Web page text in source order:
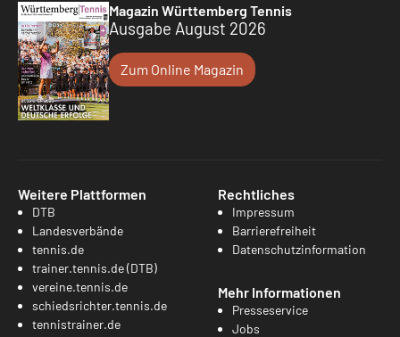
Magazin Württemberg Tennis
Ausgabe August 2026
Zum Online Magazin
Weitere Plattformen
DTB
Landesverbände
tennis.de
trainer.tennis.de (DTB)
vereine.tennis.de
schiedsrichter.tennis.de
tennistrainer.de
Rechtliches
Impressum
Barrierefreiheit
Datenschutzinformation
Mehr Informationen
Presseservice
Jobs